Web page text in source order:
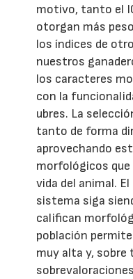
motivo, tanto el
otorgan más
los índices de
nuestros
los caracteres
con la
ubres. La
tanto de forma
aprovechando
morfológicos que
vida del animal.
sistema siga
califican
población
muy alta y, sobre